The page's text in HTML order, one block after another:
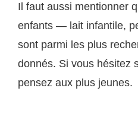
Il faut aussi mentionner
enfants — lait infantile,
sont parmi les plus
donnés. Si vous hésitez
pensez aux plus jeunes.